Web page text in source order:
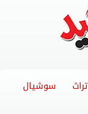
تراث سوشيال